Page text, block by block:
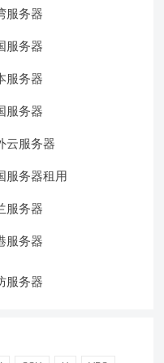
服务器
服务器
服务器
服务器
云服务器
服务器租用
服务器
服务器
服务器